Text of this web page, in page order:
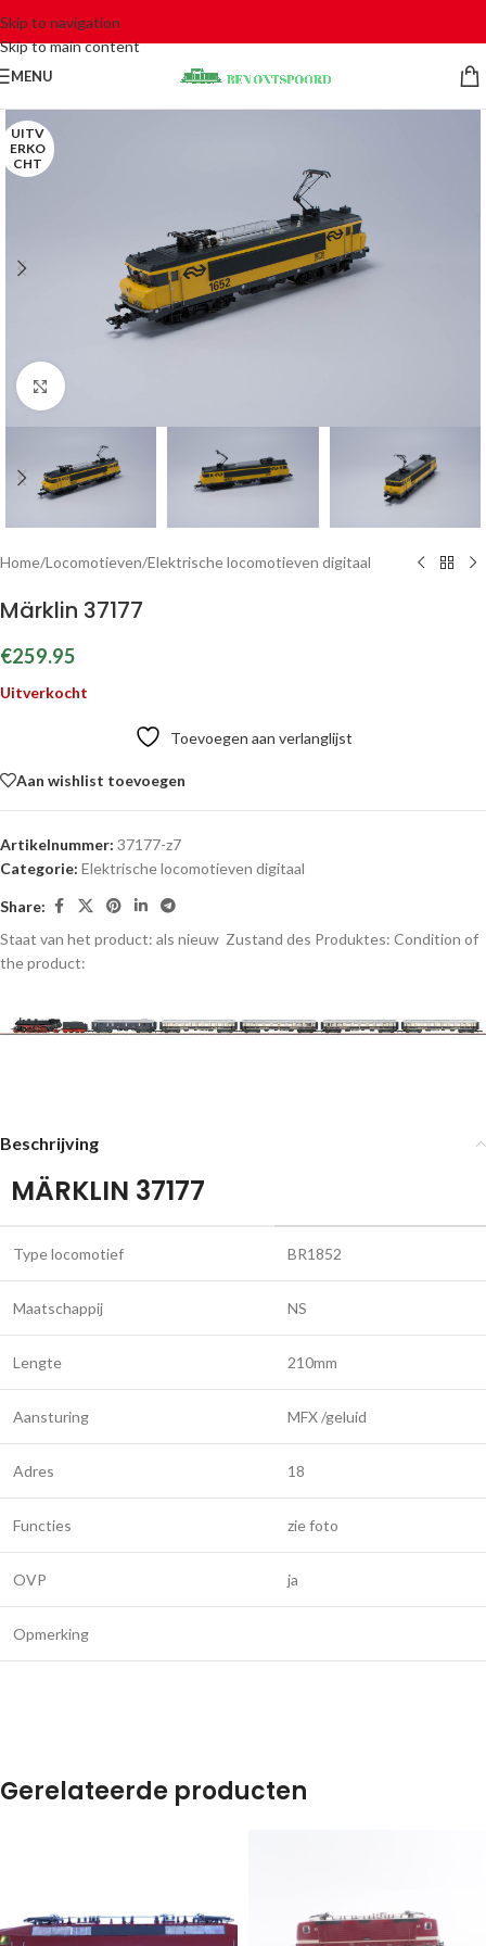
Skip to navigation
Skip to main content
MENU
UITV
ERKO
CHT
Click to enlarge
Home/Locomotieven/Elektrische locomotieven digitaal
Märklin 37177
€259.95
Uitverkocht
Toevoegen aan verlanglijst
Aan wishlist toevoegen
Artikelnummer: 37177-z7
Categorie: Elektrische locomotieven digitaal
Share:
Staat van het product: als nieuw Zustand des Produktes: Condition of
the product:
Beschrijving
MÄRKLIN 37177
Type locomotief BR1852
Maatschappij NS
Lengte 210mm
Aansturing MFX /geluid
Adres 18
Functies zie foto
OVP ja
Opmerking
Gerelateerde producten